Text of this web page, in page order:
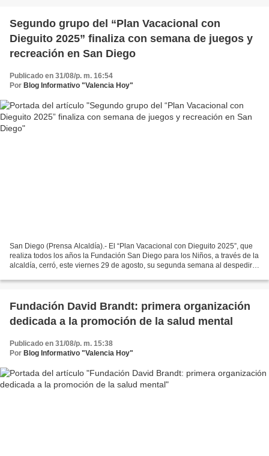
Segundo grupo del “Plan Vacacional con
Dieguito 2025” finaliza con semana de juegos y
recreación en San Diego
Publicado en 31/08/p. m. 16:54
Por Blog Informativo "Valencia Hoy"
San Diego (Prensa Alcaldía).- El “Plan Vacacional con Dieguito 2025”, que
realiza todos los años la Fundación San Diego para los Niños, a través de la
alcaldía, cerró, este viernes 29 de agosto, su segunda semana al despedir a
Fundación David Brandt: primera organización
dedicada a la promoción de la salud mental
Publicado en 31/08/p. m. 15:38
Por Blog Informativo "Valencia Hoy"